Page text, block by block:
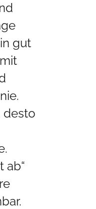
gut
desto
ab“